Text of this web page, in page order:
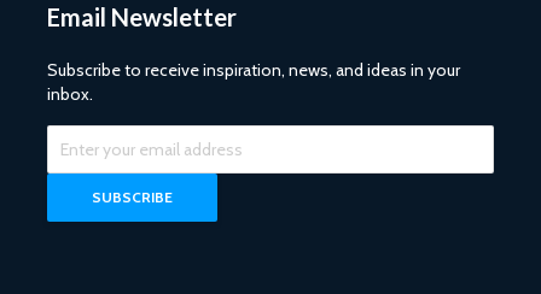
Email Newsletter
Subscribe to receive inspiration, news, and ideas in your
inbox.